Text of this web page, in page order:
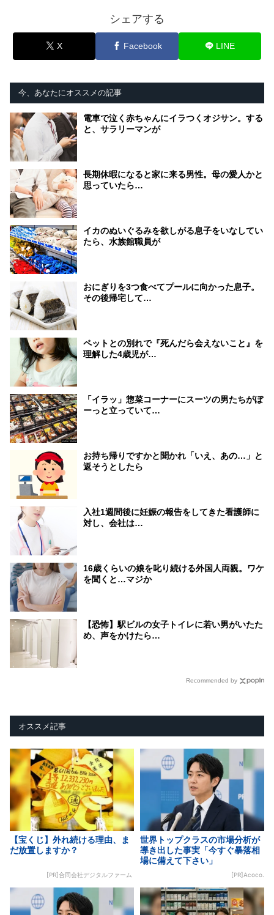
シェアする
X Facebook LINE
今、あなたにオススメの記事
電車で泣く赤ちゃんにイラつくオジサン。する
と、サラリーマンが
長期休暇になると家に来る男性。母の愛人かと
思っていたら…
イカのぬいぐるみを欲しがる息子をいなしてい
たら、水族館職員が
おにぎりを3つ食べてプールに向かった息子。
その後帰宅して…
ペットとの別れで『死んだら会えないこと』を
理解した4歳児が…
「イラッ」惣菜コーナーにスーツの男たちがぼ
ーっと立っていて…
お持ち帰りですかと聞かれ「いえ、あの…」と
返そうとしたら
入社1週間後に妊娠の報告をしてきた看護師に
対し、会社は…
16歳くらいの娘を叱り続ける外国人両親。ワケ
を聞くと…マジか
【恐怖】駅ビルの女子トイレに若い男がいたた
め、声をかけたら…
Recommended by
オススメ記事
【宝くじ】外れ続ける理由、ま
だ放置しますか？
[PR]合同会社デジタルファーム
世界トップクラスの市場分析が
導き出した事実「今すぐ暴落相
場に備えて下さい」
[PR]Acoco.